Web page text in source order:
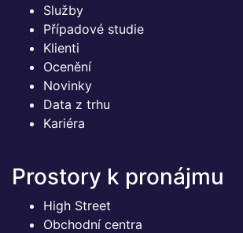
Služby
Případové studie
Klienti
Ocenění
Novinky
Data z trhu
Kariéra
Prostory k pronájmu
High Street
Obchodní centra